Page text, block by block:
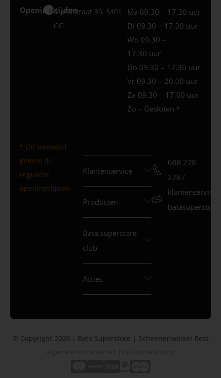
Openingstijden
Uden
Marktstraat 39, 5401
GG
Ma 09.30 – 17.30 uur
Di 09.30 – 17.30 uur
Wo 09.30 –
17.30 uur
Do 09.30 – 17.30 uur
Vr 09.30 – 20.00 uur
Za 09.30 – 17.00 uur
Zo – Gesloten *
* Dit weekend
gelden de
reguliere
openingstijden
Klantenservice
Producten
Bata superstore
club
Acties
088 228
2787
© Copyright 2026 – Bata Superstore | Schoenenwinkel Best